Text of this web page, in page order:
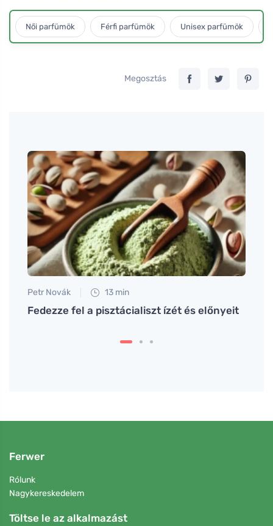
Női parfümök Férfi parfümök Unisex parfümök
Megosztás
Petr Novák 13 min
Fedezze fel a pisztácialiszt ízét és előnyeit
Ferwer
Rólunk
Nagykereskedelem
Töltse le az alkalmazást